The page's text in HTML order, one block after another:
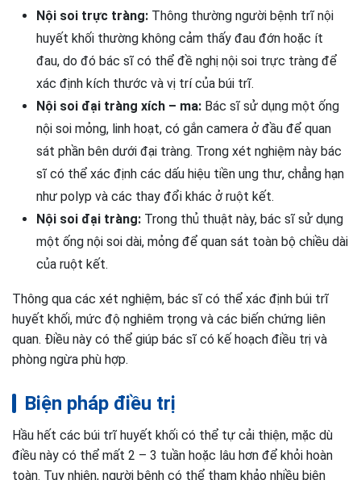
Nội soi trực tràng: Thông thường người bệnh trĩ nội
huyết khối thường không cảm thấy đau đớn hoặc ít
đau, do đó bác sĩ có thể đề nghị nội soi trực tràng để
xác định kích thước và vị trí của búi trĩ.
Nội soi đại tràng xích – ma: Bác sĩ sử dụng một ống
nội soi mỏng, linh hoạt, có gắn camera ở đầu để quan
sát phần bên dưới đại tràng. Trong xét nghiệm này bác
sĩ có thể xác định các dấu hiệu tiền ung thư, chẳng hạn
như polyp và các thay đổi khác ở ruột kết.
Nội soi đại tràng: Trong thủ thuật này, bác sĩ sử dụng
một ống nội soi dài, mỏng để quan sát toàn bộ chiều dài
của ruột kết.
Thông qua các xét nghiệm, bác sĩ có thể xác định búi trĩ
huyết khối, mức độ nghiêm trọng và các biến chứng liên
quan. Điều này có thể giúp bác sĩ có kế hoạch điều trị và
phòng ngừa phù hợp.
Biện pháp điều trị
Hầu hết các búi trĩ huyết khối có thể tự cải thiện, mặc dù
điều này có thể mất 2 – 3 tuần hoặc lâu hơn để khỏi hoàn
toàn. Tuy nhiên, người bệnh có thể tham khảo nhiều biện